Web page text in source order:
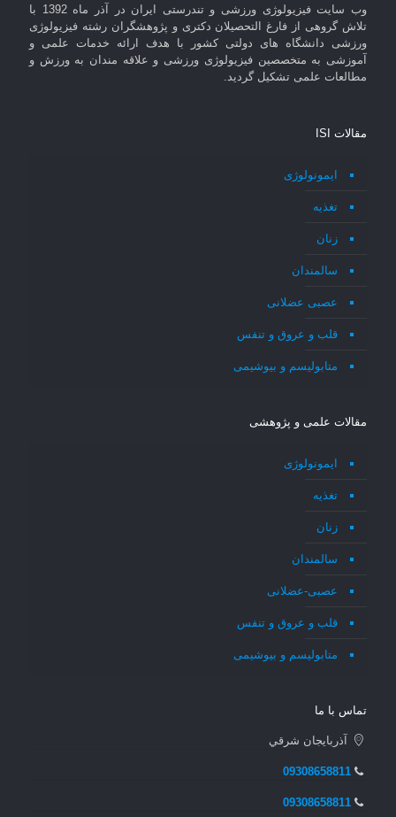
وب سایت فیزیولوژی ورزشی و تندرستی ایران در آذر ماه 1392 با
تلاش گروهی از فارغ التحصیلان دکتری و پژوهشگران رشته فیزیولوژی
ورزشی دانشگاه های دولتی کشور با هدف ارائه خدمات علمی و
آموزشی به متخصصین فیزیولوژی ورزشی و علاقه مندان به ورزش و
مطالعات علمی تشکیل گردید.
مقالات ISI
ایمونولوژی
تغذیه
زنان
سالمندان
عصبی عضلانی
قلب و عروق و تنفس
متابولیسم و بیوشیمی
مقالات علمی و پژوهشی
ایمونولوژی
تغذیه
زنان
سالمندان
عصبی-عضلانی
قلب و عروق و تنفس
متابولیسم و بیوشیمی
تماس با ما
آذربايجان شرقي
09308658811
09308658811